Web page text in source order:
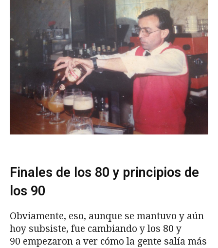
Finales de los 80 y principios de
los 90
Obviamente, eso, aunque se mantuvo y aún
hoy subsiste, fue cambiando y los 80 y
90 empezaron a ver cómo la gente salía más